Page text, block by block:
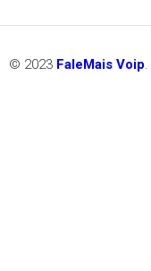
© 2023 FaleMais Voip.